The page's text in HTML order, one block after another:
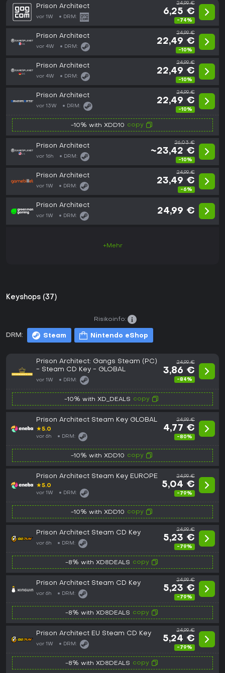
Prison Architect
vor 1W DRM:
24,99 €
6,25 €
-74%
Prison Architect
vor 4W DRM:
24,99 €
22,49 €
-10%
Prison Architect
vor 4W DRM:
24,99 €
22,49 €
-10%
Prison Architect
vor 13W DRM:
24,99 €
22,49 €
-10%
-10% with XDD10 copy
Prison Architect
vor 16h DRM:
26,03 €
~23,42 €
-10%
Prison Architect
vor 1W DRM:
24,99 €
23,49 €
-6%
Prison Architect
vor 1W DRM:
24,99 €
+Mehr
Keyshops (37)
DRM: Steam Nintendo eShop
Risikoinfo:
Prison Architect: Gangs Steam (PC)
- Steam CD Key - GLOBAL
vor 1W DRM:
24,99 €
3,86 €
-84%
-10% with XD_DEALS copy
Prison Architect Steam Key GLOBAL
★5.0
vor 6h DRM:
24,99 €
4,77 €
-80%
-10% with XDD10 copy
Prison Architect Steam Key EUROPE
★5.0
vor 1W DRM:
24,99 €
5,04 €
-79%
-10% with XDD10 copy
Prison Architect Steam CD Key
vor 6h DRM:
24,99 €
5,23 €
-79%
-8% with XD8DEALS copy
Prison Architect Steam CD Key
vor 6h DRM:
24,99 €
5,23 €
-79%
-8% with XD8DEALS copy
Prison Architect EU Steam CD Key
vor 1W DRM:
24,99 €
5,24 €
-79%
-8% with XD8DEALS copy